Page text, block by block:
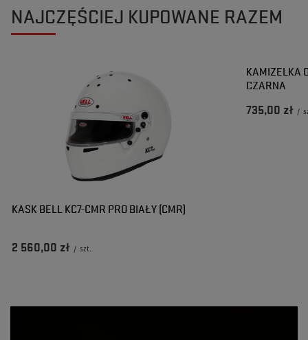
NAJCZĘŚCIEJ KUPOWANE RAZEM
KASK BELL KC7-CMR PRO BIAŁY (CMR)
2 560,00 zł / szt.
KAMIZELKA
CZARNA
735,00 zł /